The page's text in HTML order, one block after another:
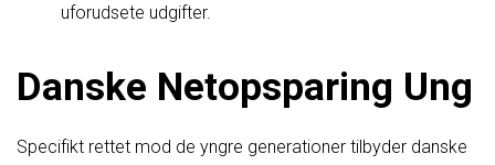
uforudsete udgifter.
Danske Netopsparing Ung
Specifikt rettet mod de yngre generationer tilbyder danske